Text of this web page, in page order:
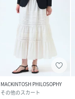
MACKINTOSH PHILOSOPHY
その他のスカート